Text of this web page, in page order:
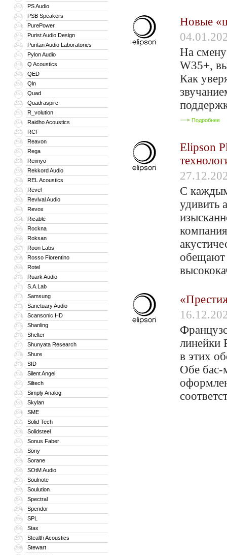
242 PS Audio
243 PSB Speakers
244 PurePower
245 Purist Audio Design
246 Puritan Audio Laboratories
247 Pylon Audio
248 Q Acoustics
249 QED
250 Qln
251 Quad
252 Quadraspire
253 R_volution
254 Raidho Acoustics
255 RCF
256 Reavon
257 Rega
258 Reimyo
259 Rekkord Audio
260 REL Acoustics
261 Revel
262 Revival Audio
263 Revox
264 Ricable
265 Rockna
266 Roksan
267 Roon Labs
268 Rosso Fiorentino
269 Rotel
270 Ruark Audio
271 S.A.Lab
272 Samsung
273 Sanctuary Audio
274 Scansonic HD
275 Shanling
276 Shelter
277 Shunyata Research
278 Shure
279 SID
280 Silent Angel
281 Siltech
282 Simply Analog
283 Skylan
284 SME
285 Solid Tech
286 Solidsteel
287 Sonus Faber
288 Sony
289 Sorane
290 SOtM Audio
291 Soulnote
292 Soulution
293 Spectral
294 Spendor
295 SPL
296 Stax
297 Stealth Acoustics
298 Stewart
Новые
На
W35+,
Как
Подробнее
Elipson
С
удивить
обещают
линейки
в этих
Обе бас-